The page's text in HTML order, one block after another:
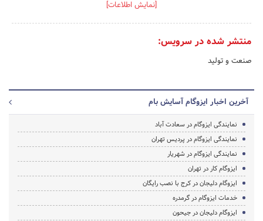
[نمایش اطلاعات]
منتشر شده در سرویس:
صنعت و تولید
آخرین اخبار ایزوگام آسایش بام
نمایندگی ایزوگام در سعادت آباد
نمایندگی ایزوگام در پردیس تهران
نمایندگی ایزوگام در شهریار
ایزوگام کار در تهران
ایزوگام دلیجان در کرج با نصب رایگان
خدمات ایزوگام در گرمدره
ایزوگام دلیجان در جیحون